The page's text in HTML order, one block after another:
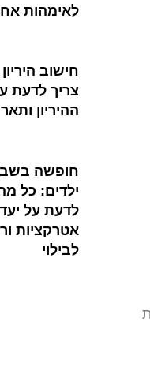
לאימהות
צריך לדעת
ההיריון
חופשה
ילדים: כל
לדעת על
אטרקציות
לבילוי